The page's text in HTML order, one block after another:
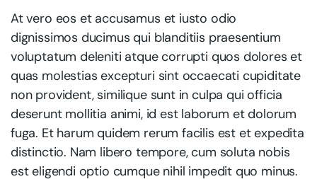
At vero eos et accusamus et iusto odio
dignissimos ducimus qui blanditiis praesentium
voluptatum deleniti atque corrupti quos dolores et
quas molestias excepturi sint occaecati cupiditate
non provident, similique sunt in culpa qui officia
deserunt mollitia animi, id est laborum et dolorum
fuga. Et harum quidem rerum facilis est et expedita
distinctio. Nam libero tempore, cum soluta nobis
est eligendi optio cumque nihil impedit quo minus.